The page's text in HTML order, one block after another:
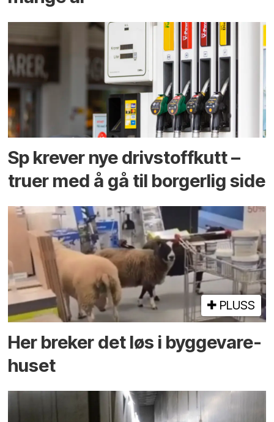
Sp krever nye drivstoffkutt –
truer med å gå til borgerlig side
PLUSS
Her breker det løs i bygge­vare­
huset